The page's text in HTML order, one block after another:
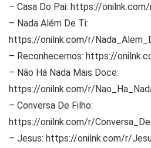
– Casa Do Pai: https://
– Nada Além De Ti:
https://onilnk.com/r/
– Reconhecemos: https://
– Não Há Nada Mais Doce:
https://onilnk.com/r/
– Conversa De Filho:
https://onilnk.com/r/
– Jesus: https://onilnk.com/r/